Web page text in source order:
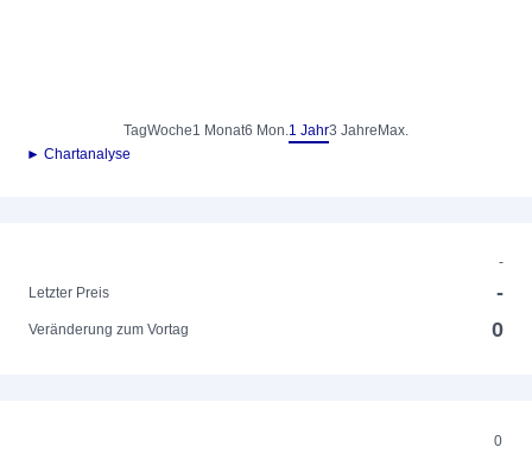
TagWoche1 Monat6 Mon.1 Jahr3 Jahre Max.
► Chartanalyse
-
Letzter Preis
-
Veränderung zum Vortag 0
0